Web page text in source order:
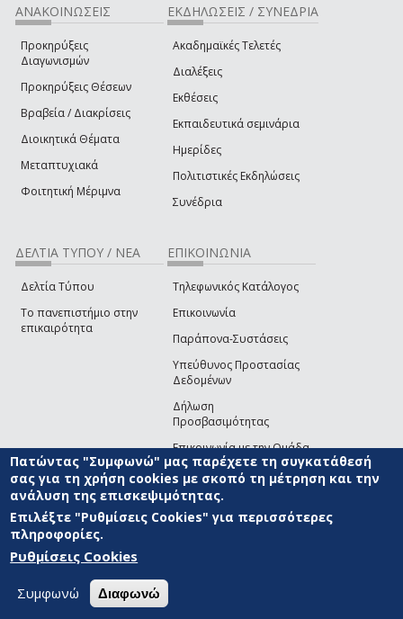
ΑΝΑΚΟΙΝΩΣΕΙΣ
Προκηρύξεις
Διαγωνισμών
Προκηρύξεις Θέσεων
Βραβεία / Διακρίσεις
Διοικητικά Θέματα
Μεταπτυχιακά
Φοιτητική Μέριμνα
ΕΚΔΗΛΩΣΕΙΣ / ΣΥΝΕΔΡΙΑ
Ακαδημαϊκές Τελετές
Διαλέξεις
Εκθέσεις
Εκπαιδευτικά σεμινάρια
Ημερίδες
Πολιτιστικές Εκδηλώσεις
Συνέδρια
ΔΕΛΤΙΑ ΤΥΠΟΥ / ΝΕΑ
Δελτία Τύπου
Το πανεπιστήμιο στην
επικαιρότητα
ΕΠΙΚΟΙΝΩΝΙΑ
Τηλεφωνικός Κατάλογος
Επικοινωνία
Παράπονα-Συστάσεις
Υπεύθυνος Προστασίας
Δεδομένων
Δήλωση
Προσβασιμότητας
Επικοινωνία με την Ομάδα
Ανάπτυξης του site(link sends e-mail)
© ΠΑΝΕΠΙΣΤΗΜΙΟ ΑΙΓΑΙΟΥ ΟΡΟΙ ΧΡΗΣΗΣ
ΑΝΑΠΤΥΞΗΣ
Πατώντας "Συμφωνώ" μας παρέχετε τη συγκατάθεσή
σας για τη χρήση cookies με σκοπό τη μέτρηση και την
ανάλυση της επισκεψιμότητας.
Επιλέξτε "Ρυθμίσεις Cookies" για περισσότερες
πληροφορίες.
Ρυθμίσεις Cookies
Συμφωνώ Διαφωνώ